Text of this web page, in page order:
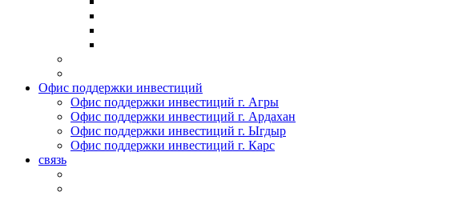
Офис поддержки инвестиций
Офис поддержки инвестиций г. Агры
Офис поддержки инвестиций г. Ардахан
Офис поддержки инвестиций г. Ыгдыр
Офис поддержки инвестиций г. Карс
связь